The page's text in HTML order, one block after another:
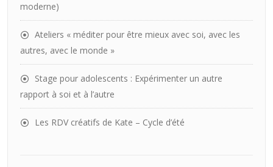
moderne)
Ateliers « méditer pour être mieux avec soi, avec les
autres, avec le monde »
Stage pour adolescents : Expérimenter un autre
rapport à soi et à l’autre
Les RDV créatifs de Kate – Cycle d’été